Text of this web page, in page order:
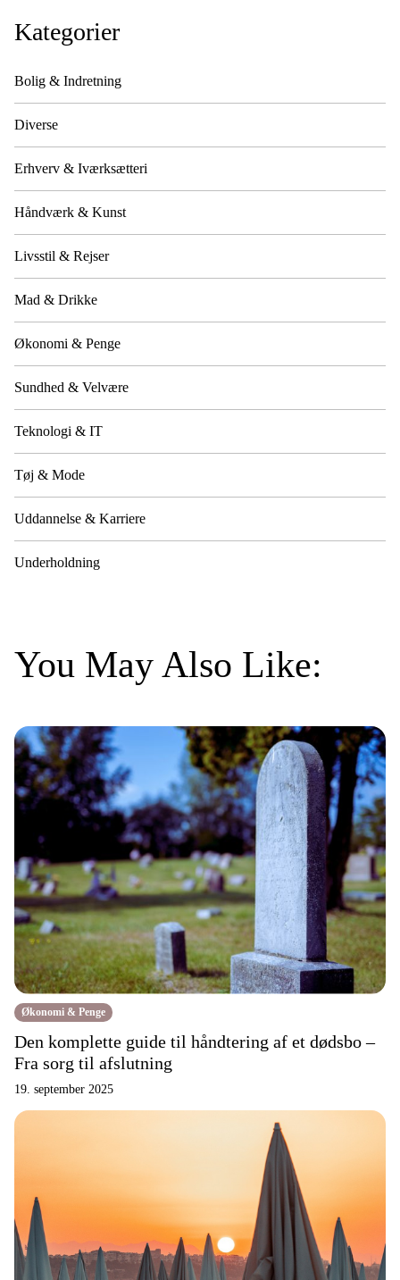
Kategorier
Bolig & Indretning
Diverse
Erhverv & Iværksætteri
Håndværk & Kunst
Livsstil & Rejser
Mad & Drikke
Økonomi & Penge
Sundhed & Velvære
Teknologi & IT
Tøj & Mode
Uddannelse & Karriere
Underholdning
You May Also Like:
Økonomi & Penge
Den komplette guide til håndtering af et dødsbo –
Fra sorg til afslutning
19. september 2025